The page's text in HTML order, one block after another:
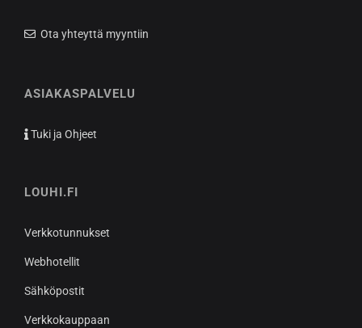
Ota yhteyttä myyntiin
ASIAKASPALVELU
Tuki ja Ohjeet
LOUHI.FI
Verkkotunnukset
Webhotellit
Sähköpostit
Verkkokauppaan